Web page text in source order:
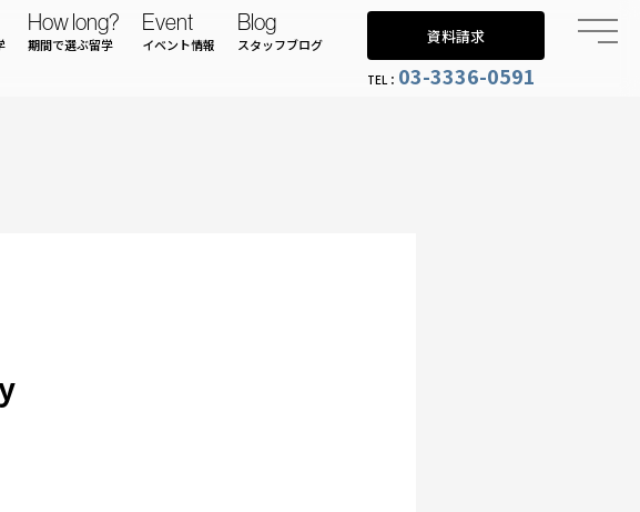
How long?
期間で選ぶ留学
Event
イベント情報
Blog
スタッフブログ 資料請求
TEL： 03-3336-0591